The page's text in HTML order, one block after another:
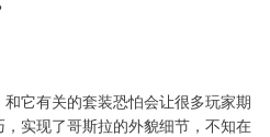
它有关的套装恐怕会让很多玩家期
实现了哥斯拉的外貌细节，不知在